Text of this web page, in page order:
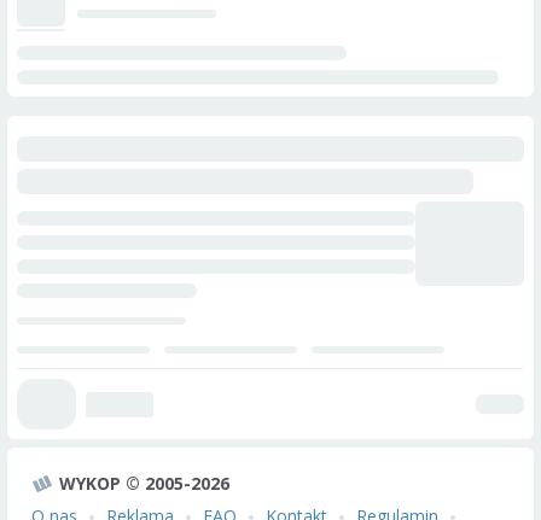
WYKOP © 2005-2026